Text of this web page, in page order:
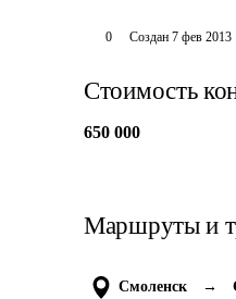
0 Создан 7 фев 2013
Стоимость
650 000
Маршруты и
Смоленск →